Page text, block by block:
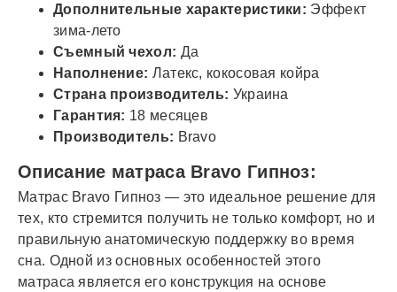
Дополнительные характеристики: Эффект
зима-лето
Съемный чехол: Да
Наполнение: Латекс, кокосовая койра
Страна производитель: Украина
Гарантия: 18 месяцев
Производитель: Bravo
Описание матраса Bravo Гипноз:
Матрас Bravo Гипноз — это идеальное решение для
тех, кто стремится получить не только комфорт, но и
правильную анатомическую поддержку во время
сна. Одной из основных особенностей этого
матраса является его конструкция на основе